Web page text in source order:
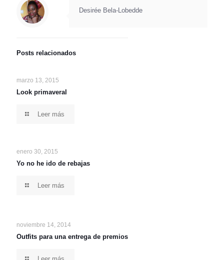
Desirée Bela-Lobedde
Posts relacionados
marzo 13, 2015
Look primaveral
Leer más
enero 30, 2015
Yo no he ido de rebajas
Leer más
noviembre 14, 2014
Outfits para una entrega de premios